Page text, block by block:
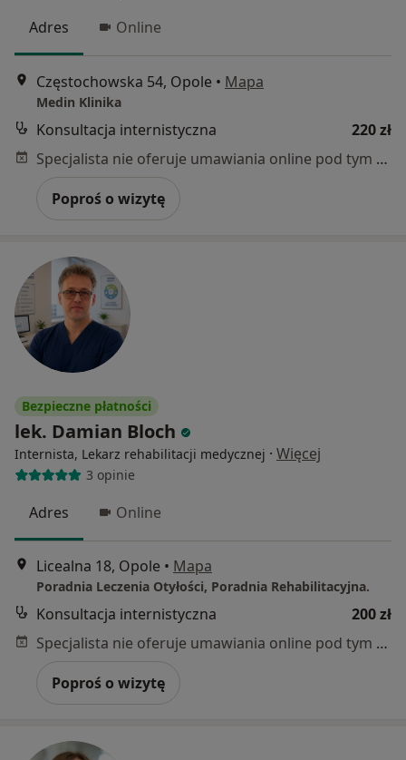
Adres Online
Częstochowska 54, Opole • Mapa
Medin Klinika
Konsultacja internistyczna
220 zł
Specjalista nie oferuje umawiania online pod tym adresem.
Poproś o wizytę
Bezpieczne płatności
lek. Damian Bloch
Internista, Lekarz rehabilitacji medycznej · Więcej
3 opinie
Adres Online
Licealna 18, Opole • Mapa
Poradnia Leczenia Otyłości, Poradnia Rehabilitacyjna.
Konsultacja internistyczna
200 zł
Specjalista nie oferuje umawiania online pod tym adresem.
Poproś o wizytę